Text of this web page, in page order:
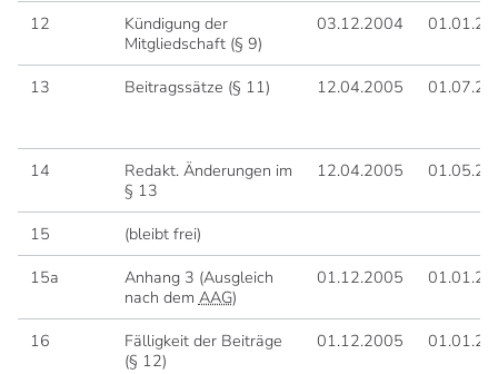
12
Kündigung der
Mitgliedschaft (§ 9)
03.12.2004
13 Beitragssätze (§ 11) 12.04.2005
14
Redakt. Änderungen im
§ 13
12.04.2005
15
(bleibt frei)
15a
Anhang 3 (Ausgleich
nach dem AAG)
01.12.2005
16
Fälligkeit der Beiträge
(§ 12)
01.12.2005